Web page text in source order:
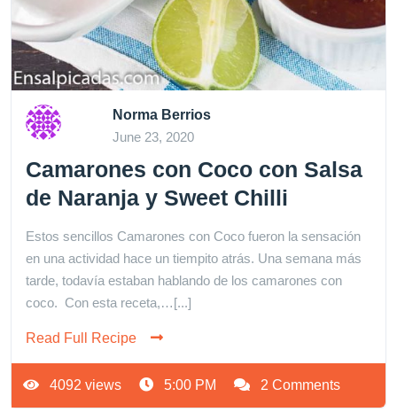
Norma Berrios
June 23, 2020
Camarones con Coco con Salsa
de Naranja y Sweet Chilli
Estos sencillos Camarones con Coco fueron la sensación
en una actividad hace un tiempito atrás. Una semana más
tarde, todavía estaban hablando de los camarones con
coco. Con esta receta,…[...]
Read Full Recipe
4092 views 5:00 PM 2 Comments